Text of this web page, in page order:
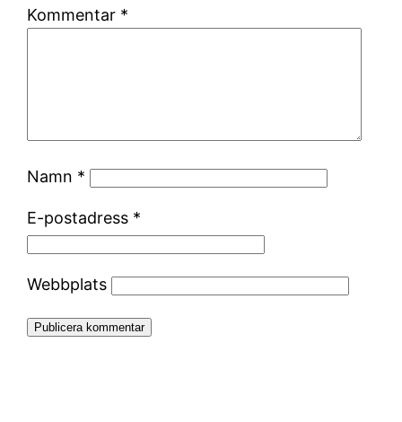
Kommentar *
Namn *
E-postadress *
Webbplats